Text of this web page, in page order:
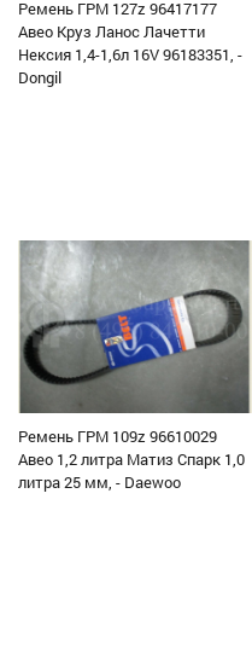
Ремень ГРМ 127z 96417177
Авео Круз Ланос Лачетти
Нексия 1,4-1,6л 16V 96183351, -
Dongil
Ремень ГРМ 109z 96610029
Авео 1,2 литра Матиз Спарк 1,0
литра 25 мм, - Daewoo